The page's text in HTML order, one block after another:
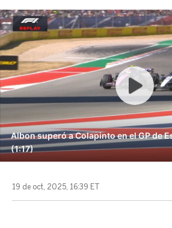
Albon superó a Colapinto en el GP de
(1:17)
19 de oct, 2025, 16:39 ET